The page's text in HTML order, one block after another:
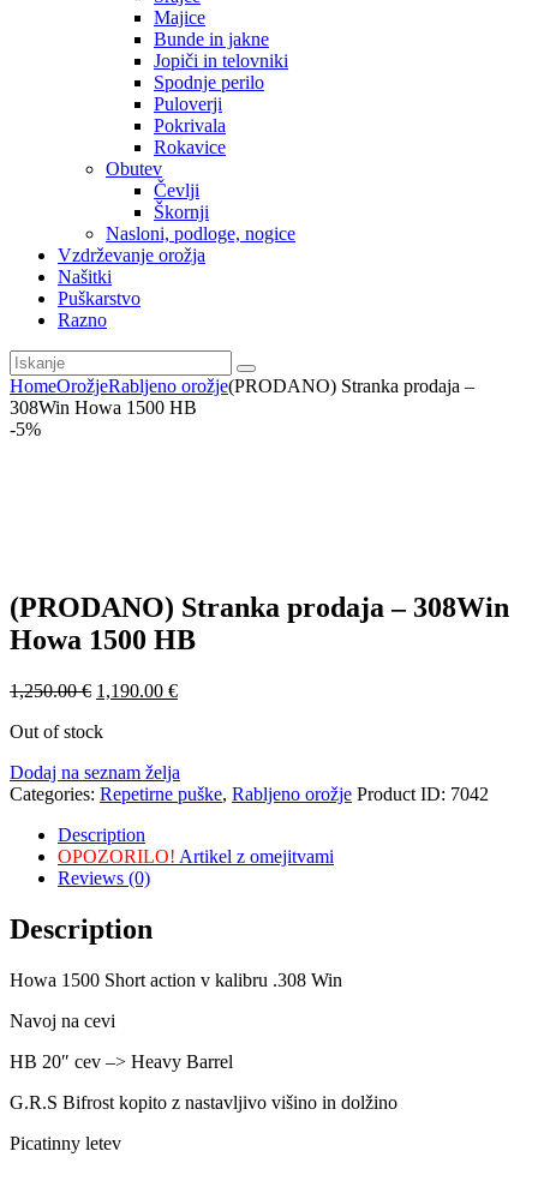
Majice
Bunde in jakne
Jopiči in telovniki
Spodnje perilo
Puloverji
Pokrivala
Rokavice
Obutev
Čevlji
Škornji
Nasloni, podloge, nogice
Vzdrževanje orožja
Našitki
Puškarstvo
Razno
HomeOrožjeRabljeno orožje(PRODANO) Stranka prodaja –
308Win Howa 1500 HB
-5%
(PRODANO) Stranka prodaja – 308Win
Howa 1500 HB
1,250.00 € 1,190.00 €
Out of stock
Dodaj na seznam želja
Categories: Repetirne puške, Rabljeno orožje Product ID: 7042
Description
OPOZORILO! Artikel z omejitvami
Reviews (0)
Description
Howa 1500 Short action v kalibru .308 Win
Navoj na cevi
HB 20″ cev –> Heavy Barrel
G.R.S Bifrost kopito z nastavljivo višino in dolžino
Picatinny letev